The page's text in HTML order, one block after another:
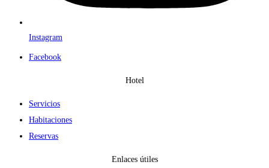
Instagram
Facebook
Hotel
Servicios
Habitaciones
Reservas
Enlaces útiles